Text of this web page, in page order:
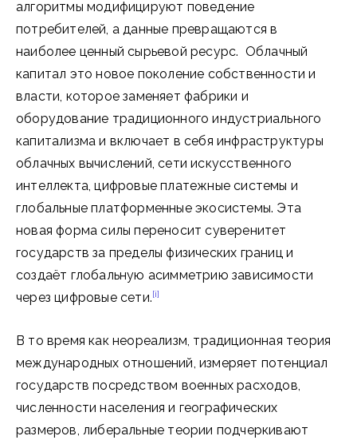
алгоритмы модифицируют поведение
потребителей, а данные превращаются в
наиболее ценный сырьевой ресурс. Облачный
капитал это новое поколение собственности и
власти, которое заменяет фабрики и
оборудование традиционного индустриального
капитализма и включает в себя инфраструктуры
облачных вычислений, сети искусственного
интеллекта, цифровые платежные системы и
глобальные платформенные экосистемы. Эта
новая форма силы переносит суверенитет
государств за пределы физических границ и
создаёт глобальную асимметрию зависимости
через цифровые сети.[i]
В то время как неореализм, традиционная теория
международных отношений, измеряет потенциал
государств посредством военных расходов,
численности населения и географических
размеров, либеральные теории подчеркивают